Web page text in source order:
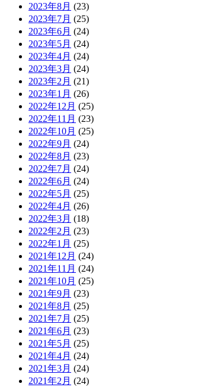
2023年8月 (23)
2023年7月 (25)
2023年6月 (24)
2023年5月 (24)
2023年4月 (24)
2023年3月 (24)
2023年2月 (21)
2023年1月 (26)
2022年12月 (25)
2022年11月 (23)
2022年10月 (25)
2022年9月 (24)
2022年8月 (23)
2022年7月 (24)
2022年6月 (24)
2022年5月 (25)
2022年4月 (26)
2022年3月 (18)
2022年2月 (23)
2022年1月 (25)
2021年12月 (24)
2021年11月 (24)
2021年10月 (25)
2021年9月 (23)
2021年8月 (25)
2021年7月 (25)
2021年6月 (23)
2021年5月 (25)
2021年4月 (24)
2021年3月 (24)
2021年2月 (24)